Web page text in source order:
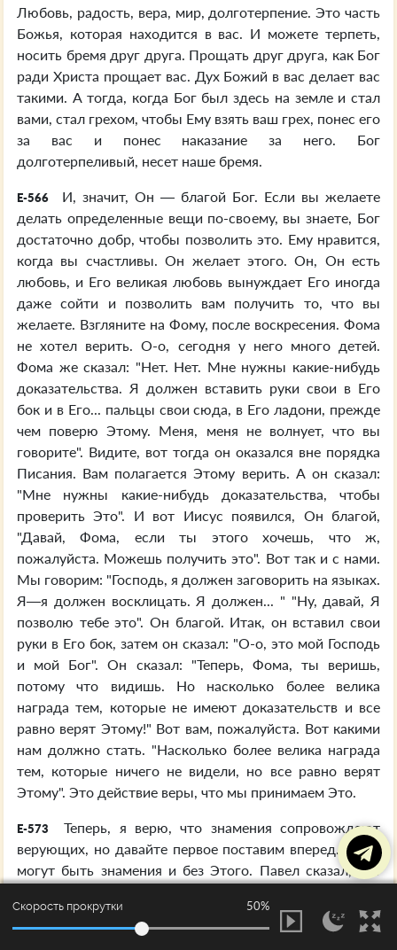
Любовь, радость, вера, мир, долготерпение. Это часть
Божья, которая находится в вас. И можете терпеть,
носить бремя друг друга. Прощать друг друга, как Бог
ради Христа прощает вас. Дух Божий в вас делает вас
такими. А тогда, когда Бог был здесь на земле и стал
вами, стал грехом, чтобы Ему взять ваш грех, понес его
за вас и понес наказание за него. Бог
долготерпеливый, несет наше бремя.
E-566
И, значит, Он — благой Бог. Если вы желаете
делать определенные вещи по-своему, вы знаете, Бог
достаточно добр, чтобы позволить это. Ему нравится,
когда вы счастливы. Он желает этого. Он, Он есть
любовь, и Его великая любовь вынуждает Его иногда
даже сойти и позволить вам получить то, что вы
желаете. Взгляните на Фому, после воскресения. Фома
не хотел верить. О-о, сегодня у него много детей.
Фома же сказал: "Нет. Нет. Мне нужны какие-нибудь
доказательства. Я должен вставить руки свои в Его
бок и в Его... пальцы свои сюда, в Его ладони, прежде
чем поверю Этому. Меня, меня не волнует, что вы
говорите". Видите, вот тогда он оказался вне порядка
Писания. Вам полагается Этому верить. А он сказал:
"Мне нужны какие-нибудь доказательства, чтобы
проверить Это". И вот Иисус появился, Он благой,
"Давай, Фома, если ты этого хочешь, что ж,
пожалуйста. Можешь получить это". Вот так и с нами.
Мы говорим: "Господь, я должен заговорить на языках.
Я—я должен восклицать. Я должен... " "Ну, давай, Я
позволю тебе это". Он благой. Итак, он вставил свои
руки в Его бок, затем он сказал: "О-о, это мой Господь
и мой Бог". Он сказал: "Теперь, Фома, ты веришь,
потому что видишь. Но насколько более велика
награда тем, которые не имеют доказательств и все
равно верят Этому!" Вот вам, пожалуйста. Вот какими
нам должно стать. "Насколько более велика награда
тем, которые ничего не видели, но все равно верят
Этому". Это действие веры, что мы принимаем Это.
E-573
Теперь, я верю, что знамения сопровождают
верующих, но давайте первое поставим вперед. У вас
могут быть знамения и без Этого. Павел сказал, что
человеческими и Ангельскими; я — ничто. Имею веру,
что могу переставлять горы; я — ничто. Я имею
Скорость прокрутки 50%